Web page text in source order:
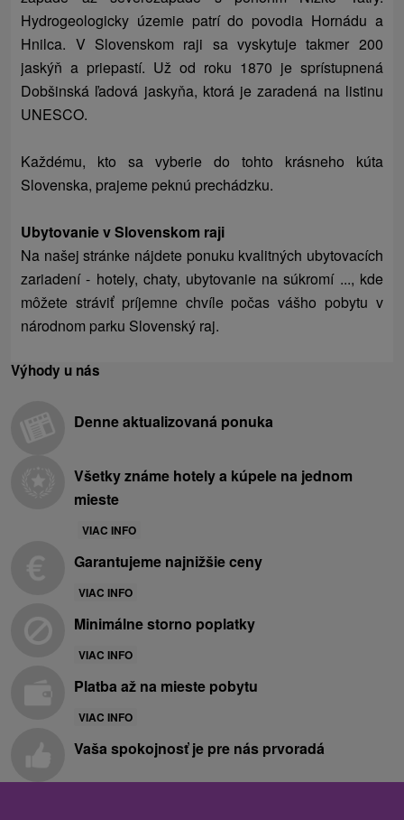
Hydrogeologicky územie patrí do povodia Hornádu a
Hnilca. V Slovenskom raji sa vyskytuje takmer 200
jaskýň a priepastí. Už od roku 1870 je sprístupnená
Dobšinská ľadová jaskyňa, ktorá je zaradená na listinu
UNESCO.
Každému, kto sa vyberie do tohto krásneho kúta
Slovenska, prajeme peknú prechádzku.
Ubytovanie v Slovenskom raji
Na našej stránke nájdete ponuku kvalitných ubytovacích
zariadení - hotely, chaty, ubytovanie na súkromí ..., kde
môžete stráviť príjemne chvíle počas vášho pobytu v
národnom parku Slovenský raj.
Výhody u nás
Denne aktualizovaná ponuka
Všetky známe hotely a kúpele na jednom
mieste
VIAC INFO
Garantujeme najnižšie ceny
VIAC INFO
Minimálne storno poplatky
VIAC INFO
Platba až na mieste pobytu
VIAC INFO
Vaša spokojnosť je pre nás prvoradá